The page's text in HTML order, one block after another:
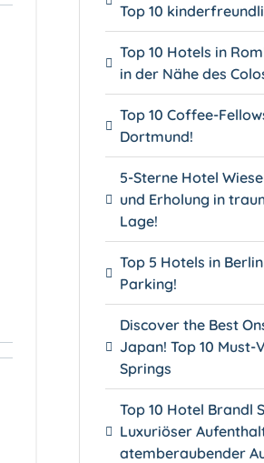
Top 10
Top 10 Hotels in
in der Nähe des
Top 10 Coffee-
Dortmund!
5-Sterne Hotel
und Erholung in
Lage!
Top 5 Hotels in
Parking!
Discover the Best
Japan! Top 10 Must-
Springs
Top 10 Hotel Brandl
Luxuriöser
atemberaubender